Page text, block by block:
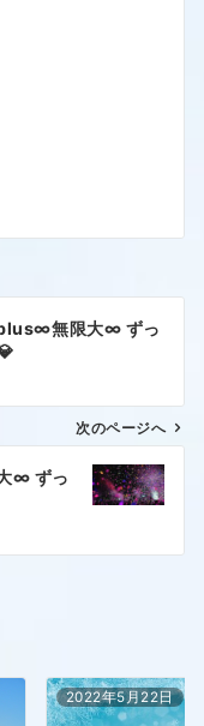
無限大∞ ずっ
次のページへ
∞ ずっ
2022年5月22日